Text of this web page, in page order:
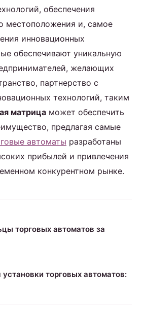
обеспечения
местоположения и, самое
инновационных
обеспечивают уникальную
желающих
партнерство с
технологий, таким
матрица может обеспечить
предлагая самые
автоматы разработаны
прибылей и привлечения
конкурентном рынке.
торговых автоматов за
торговых автоматов: